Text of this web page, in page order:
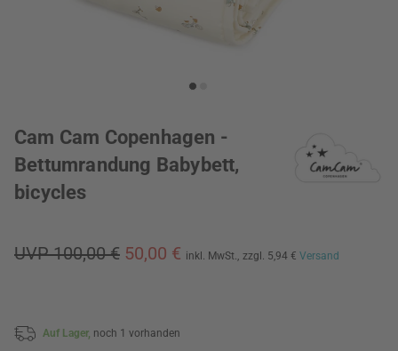
Cam Cam Copenhagen -
Bettumrandung Babybett,
bicycles
UVP 100,00 € 50,00 € inkl. MwSt., zzgl. 5,94 € Versand
Auf Lager, noch 1 vorhanden